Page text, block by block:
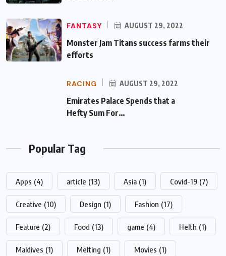
FANTASY AUGUST 29, 2022
Monster Jam Titans success farms their
efforts
RACING AUGUST 29, 2022
Emirates Palace Spends that a Hefty Sum
For…
Popular Tag
Apps (4) article (13) Asia (1) Covid-19 (7)
Creative (10) Design (1) Fashion (17)
Feature (2) Food (13) game (4) Helth (1)
Maldives (1) Melting (1) Movies (1)